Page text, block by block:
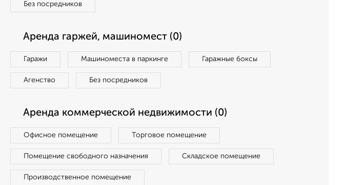
Без посредников
Аренда гаржей, машиномест (0)
Гаражи Машиноместа в паркинге Гаражные боксы
Агенство Без посредников
Аренда коммерческой недвижимости (0)
Офисное помещение Торговое помещение
Помещение свободного назначения Складское помещение
Производственное помещение